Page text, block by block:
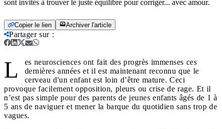
sont invités à trouver le juste équilibre pour corriger... avec amour.
Copier le lien Archiver l'article
Partager sur:
L
es neurosciences ont fait des progrès immenses ces
dernières années et il est maintenant reconnu que le
cerveau d'un enfant est loin d’être mature. Ceci
provoque facilement opposition, pleurs ou crise de rage. Et il
n’est pas simple pour des parents de jeunes enfants âgés de 1 à
5 ans de naviguer et mener la barque du quotidien sans trop de
vagues.